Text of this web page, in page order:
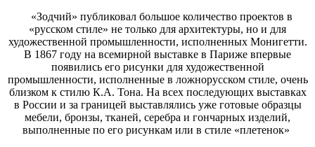
«Зодчий» публиковал большое количество проектов в
«русском стиле» не только для архитектуры, но и для
художественной промышленности, исполненных Монигетти.
В 1867 году на всемирной выставке в Париже впервые
появились его рисунки для художественной
промышленности, исполненные в ложнорусском стиле, очень
близком к стилю К.А. Тона. На всех последующих выставках
в России и за границей выставлялись уже готовые образцы
мебели, бронзы, тканей, серебра и гончарных изделий,
выполненные по его рисункам или в стиле «плетенок»